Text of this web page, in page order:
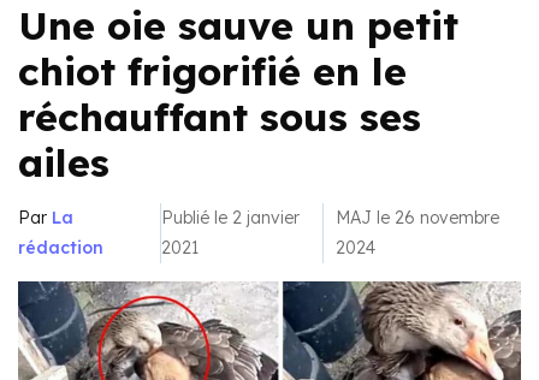
Une oie sauve un petit
chiot frigorifié en le
réchauffant sous ses
ailes
Par La
rédaction
Publié le 2 janvier
2021
MAJ le 26 novembre
2024